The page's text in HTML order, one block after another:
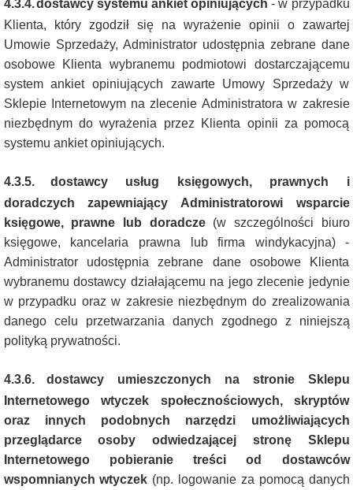
4.3.4.dostawcy systemu ankiet opiniujących -w przypadku
Klienta, który zgodził się na wyrażenie opinii o zawartej
Umowie Sprzedaży, Administrator udostępnia zebrane dane
osobowe Klienta wybranemu podmiotowi dostarczającemu
system ankiet opiniujących zawarte Umowy Sprzedaży w
Sklepie Internetowym na zlecenie Administratora w zakresie
niezbędnym do wyrażenia przez Klienta opinii za pomocą
systemu ankiet opiniujących.
4.3.5.
dostawcy usług księgowych, prawnych i
doradczych zapewniający Administratorowi wsparcie
księgowe, prawne lub doradcze (w szczególności biuro
księgowe, kancelaria prawna lub firma windykacyjna) -
Administrator udostępnia zebrane dane osobowe Klienta
wybranemu dostawcy działającemu na jego zlecenie jedynie
w przypadku oraz w zakresie niezbędnym do zrealizowania
danego celu przetwarzania danych zgodnego z niniejszą
polityką prywatności.
4.3.6.
dostawcy umieszczonych na stronie Sklepu
Internetowego wtyczek społecznościowych, skryptów
oraz innych podobnych narzędzi umożliwiających
przeglądarce osoby odwiedzającej stronę Sklepu
Internetowego pobieranie treści od dostawców
wspomnianych wtyczek (np. logowanie za pomocą danych